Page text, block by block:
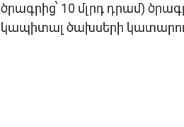
ծրագրից՝ 10 մլրդ դրամ)
կապիտալ ծախսերի